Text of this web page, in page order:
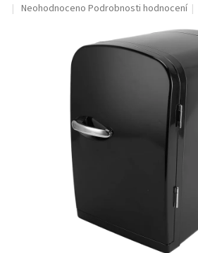
Průměrné
Neohodnoceno Podrobnosti hodnocení